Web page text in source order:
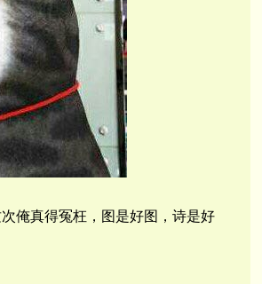
俺真得冤枉，图是好图，诗是好